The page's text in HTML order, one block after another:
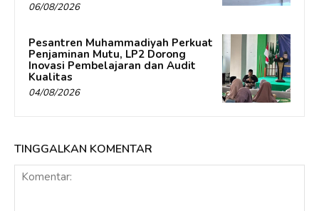
06/08/2026
Pesantren Muhammadiyah Perkuat
Penjaminan Mutu, LP2 Dorong
Inovasi Pembelajaran dan Audit
Kualitas
04/08/2026
TINGGALKAN KOMENTAR